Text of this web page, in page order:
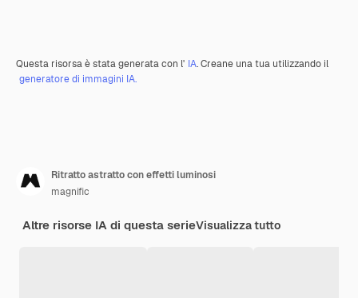
Questa risorsa è stata generata con l' IA. Creane una tua utilizzando il
generatore di immagini IA.
Ritratto astratto con effetti luminosi
magnific
Altre risorse IA di questa serieVisualizza tutto